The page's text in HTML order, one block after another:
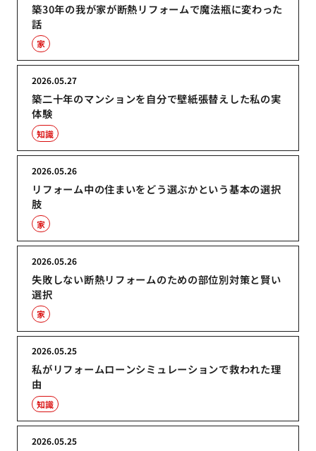
築30年の我が家が断熱リフォームで魔法瓶に変わった
話
家
築二十年のマンションを自分で壁紙張替えした私の実
体験
2026.05.27
知識
リフォーム中の住まいをどう選ぶかという基本の選択
肢
2026.05.26
家
失敗しない断熱リフォームのための部位別対策と賢い
選択
2026.05.26
家
私がリフォームローンシミュレーションで救われた理
由
2026.05.25
知識
2026.05.25